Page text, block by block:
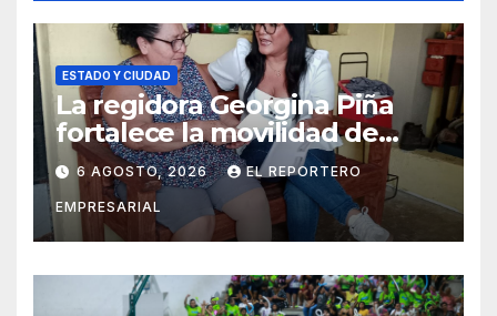
ESTADO Y CIUDAD
La regidora Georgina Piña
fortalece la movilidad de
adultos mayores con la
entrega de aparatos
ortopédicos
6 AGOSTO, 2026 EL REPORTERO
EMPRESARIAL